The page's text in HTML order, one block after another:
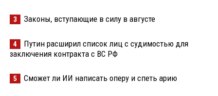
3 Законы, вступающие в силу в августе
4
Путин расширил список лиц с судимостью для
заключения контракта с ВС РФ
5 Сможет ли ИИ написать оперу и спеть арию